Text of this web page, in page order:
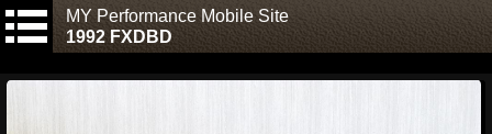
MY Performance Mobile Site
1992 FXDBD